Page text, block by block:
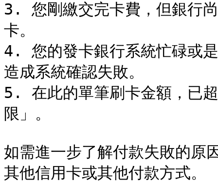
3. 您剛繳交完卡費，但銀行
卡。
4. 您的發卡銀行系統忙碌或
造成系統確認失敗。
5. 在此的單筆刷卡金額，已
限」。
如需進一步了解付款失敗的原
其他信用卡或其他付款方式。